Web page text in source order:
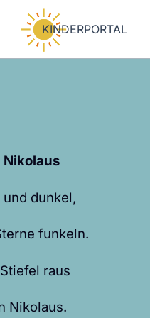
KINDERPORTAL
Nikolaus
dunkel,
funkeln.
raus
Nikolaus.